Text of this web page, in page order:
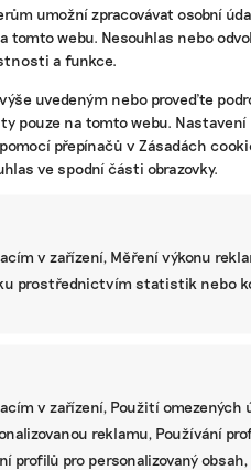
umožní zpracovávat osobní
tomto webu. Nesouhlas nebo
a funkce.
uvedeným nebo proveďte
pouze na tomto webu. Nastavení
přepínačů v Zásadách
ve spodní části obrazovky.
v zařízení, Měření výkonu
prostřednictvím statistik nebo
v zařízení, Použití omezených
reklamu, Používání
profilů pro personalizovaný